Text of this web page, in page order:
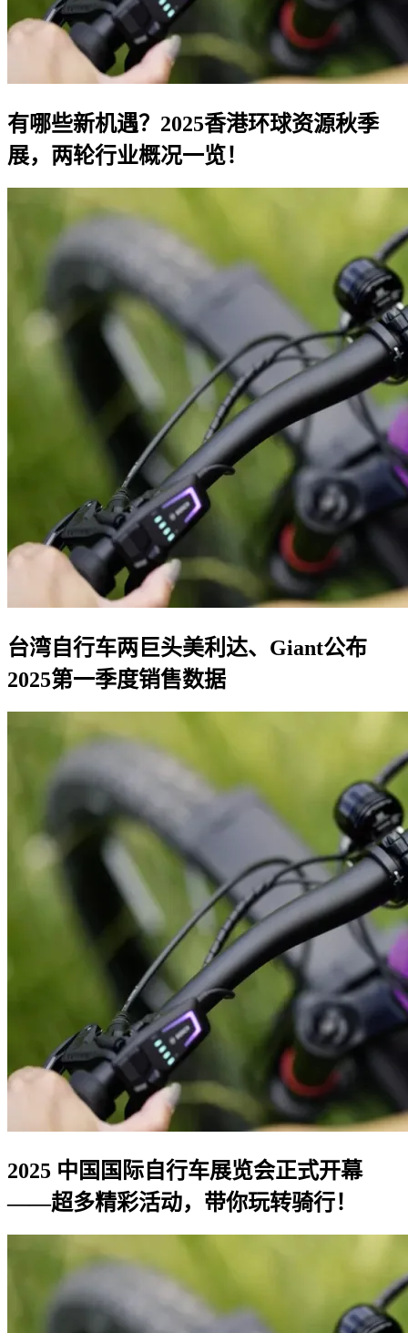
有哪些新机遇？2025香港环球资源秋季
展，两轮行业概况一览！
台湾自行车两巨头美利达、Giant公布
2025第一季度销售数据
2025 中国国际自行车展览会正式开幕
——超多精彩活动，带你玩转骑行！